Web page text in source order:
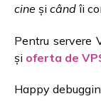
cine și când îi
Pentru servere
și oferta de
Happy